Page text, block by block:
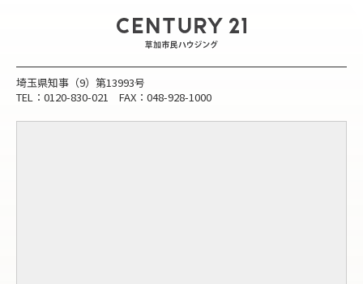
埼玉県知事（9）第13993号
TEL：0120-830-021 FAX：048-928-1000